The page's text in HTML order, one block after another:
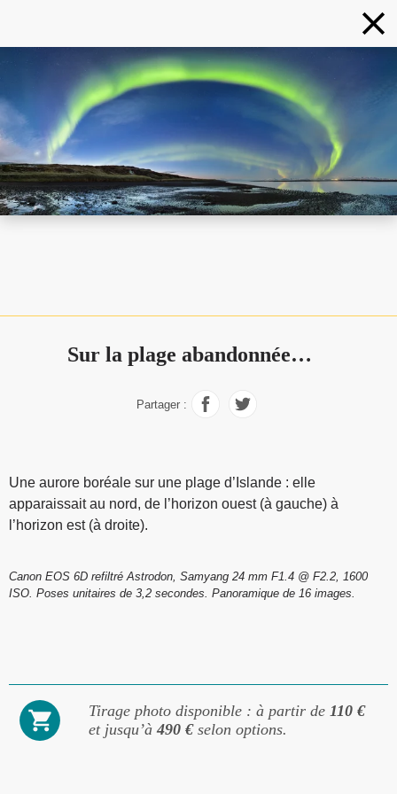
Sur la plage abandonnée…
Partager :
Une aurore boréale sur une plage d’Islande : elle
apparaissait au nord, de l’horizon ouest (à gauche) à
l’horizon est (à droite).
Canon EOS 6D refiltré Astrodon, Samyang 24 mm F1.4 @ F2.2, 1600
ISO. Poses unitaires de 3,2 secondes. Panoramique de 16 images.
Tirage photo disponible : à partir de 110 €
et jusqu’à 490 €selon options.